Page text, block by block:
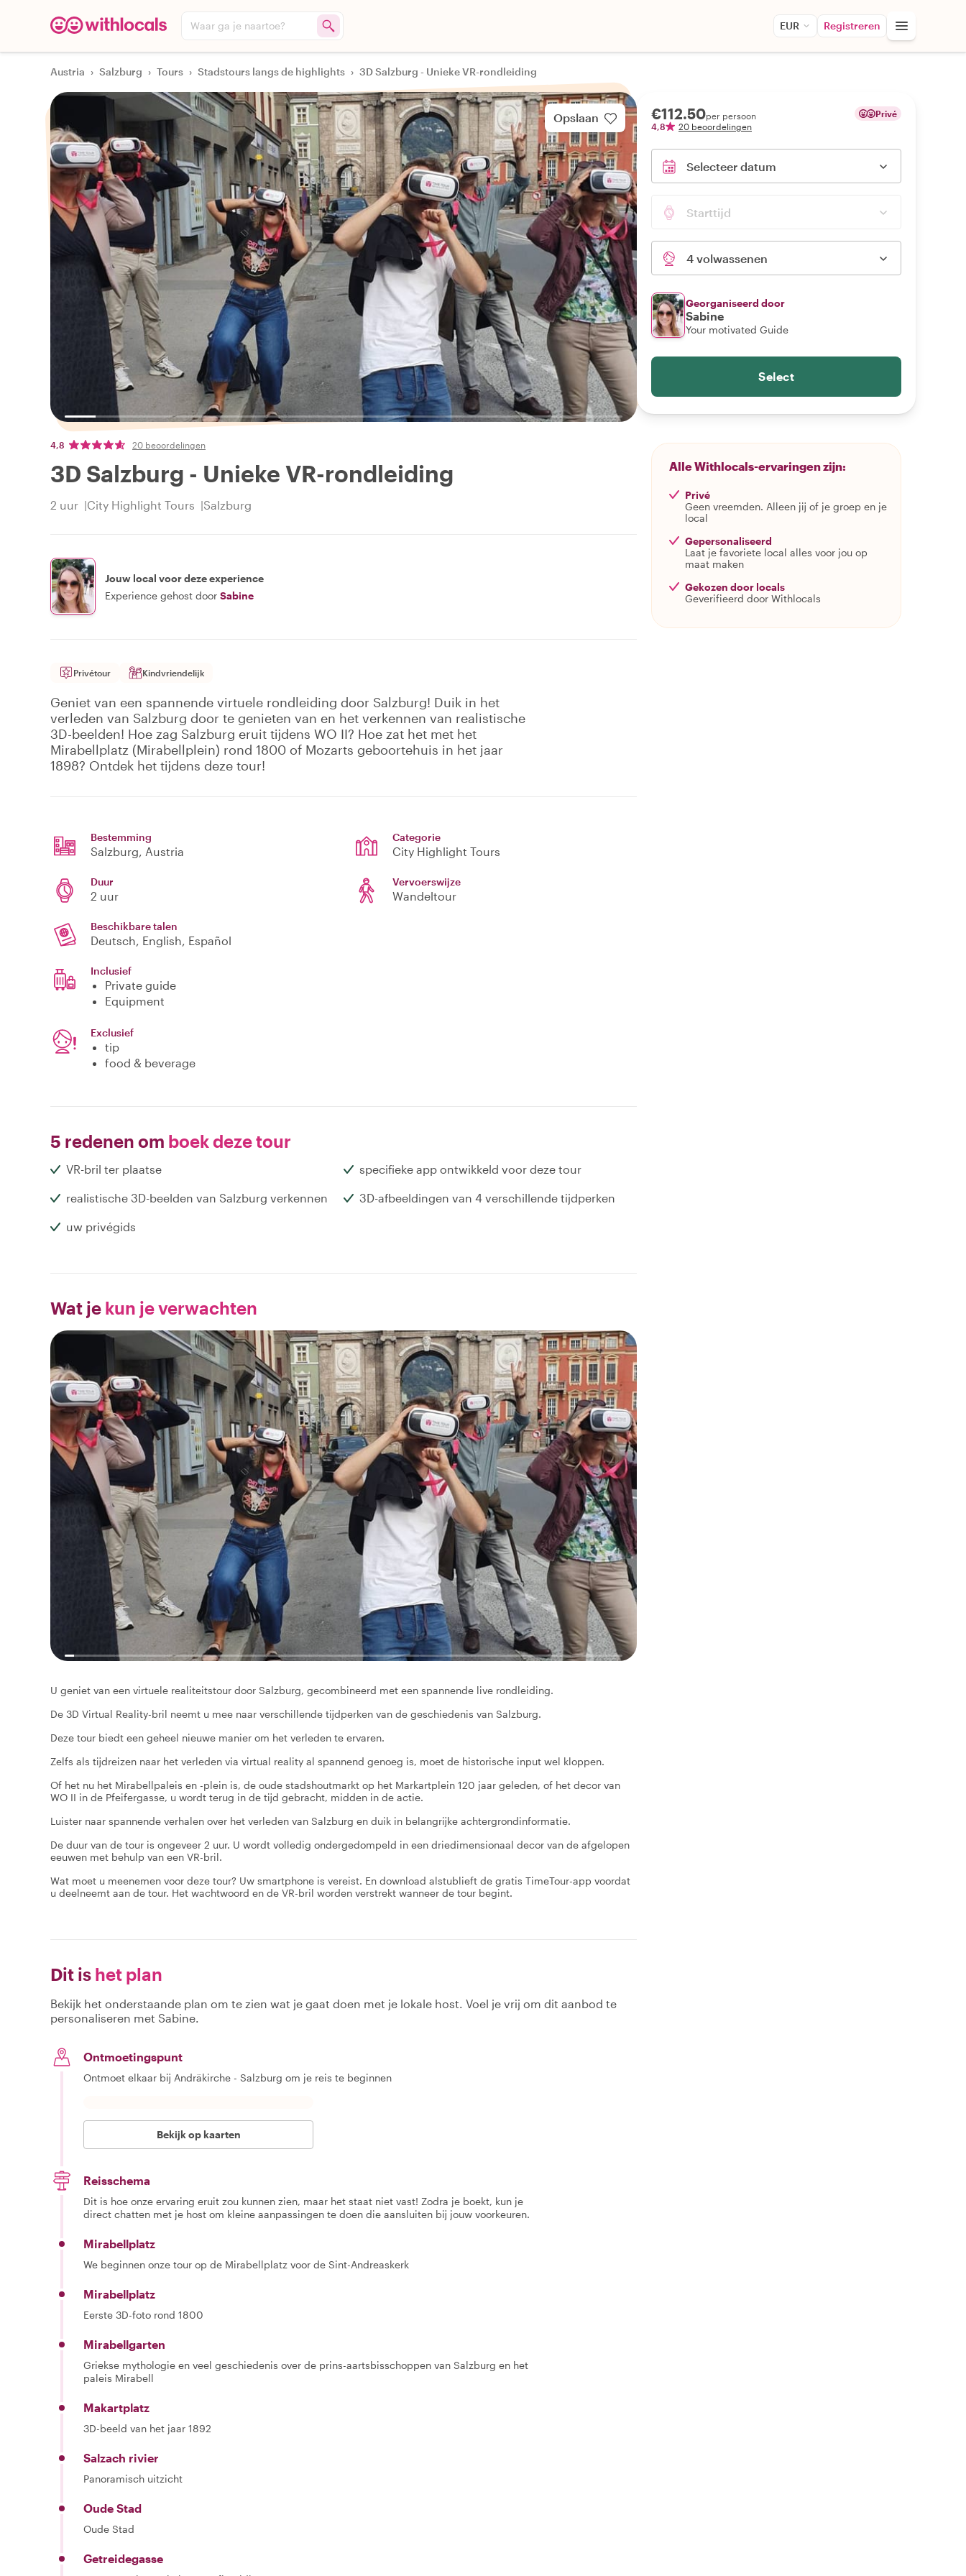
Waar ga je naartoe? EUR Registreren
Austria › Salzburg › Tours › Stadstours langs de highlights › 3D Salzburg - Unieke VR-rondleiding
Opslaan
4,8 20 beoordelingen
3D Salzburg - Unieke VR-rondleiding
2 uur City Highlight Tours Salzburg
Jouw local voor deze experience
Experience gehost door Sabine
Privétour Kindvriendelijk
Geniet van een spannende virtuele rondleiding door Salzburg! Duik in het
verleden van Salzburg door te genieten van en het verkennen van realistische
3D-beelden! Hoe zag Salzburg eruit tijdens WO II? Hoe zat het met het
Mirabellplatz (Mirabellplein) rond 1800 of Mozarts geboortehuis in het jaar
1898? Ontdek het tijdens deze tour!
Bestemming
Salzburg, Austria
Categorie
City Highlight Tours
Duur
2 uur
Vervoerswijze
Wandeltour
Beschikbare talen
Deutsch, English, Español
Inclusief
Private guide
Equipment
Exclusief
tip
food & beverage
5 redenen om boek deze tour
VR-bril ter plaatse specifieke app ontwikkeld voor deze tour
realistische 3D-beelden van Salzburg verkennen 3D-afbeeldingen van 4 verschillende tijdperken
uw privégids
Wat je kun je verwachten
U geniet van een virtuele realiteitstour door Salzburg, gecombineerd met een spannende live rondleiding.
De 3D Virtual Reality-bril neemt u mee naar verschillende tijdperken van de geschiedenis van Salzburg.
Deze tour biedt een geheel nieuwe manier om het verleden te ervaren.
Zelfs als tijdreizen naar het verleden via virtual reality al spannend genoeg is, moet de historische input wel kloppen.
Of het nu het Mirabellpaleis en -plein is, de oude stadshoutmarkt op het Markartplein 120 jaar geleden, of het decor van
WO II in de Pfeifergasse, u wordt terug in de tijd gebracht, midden in de actie.
Luister naar spannende verhalen over het verleden van Salzburg en duik in belangrijke achtergrondinformatie.
De duur van de tour is ongeveer 2 uur. U wordt volledig ondergedompeld in een driedimensionaal decor van de afgelopen
eeuwen met behulp van een VR-bril.
Wat moet u meenemen voor deze tour? Uw smartphone is vereist. En download alstublieft de gratis TimeTour-app voordat
u deelneemt aan de tour. Het wachtwoord en de VR-bril worden verstrekt wanneer de tour begint.
Dit is het plan
Bekijk het onderstaande plan om te zien wat je gaat doen met je lokale host. Voel je vrij om dit aanbod te
personaliseren met Sabine.
Ontmoetingspunt
Ontmoet elkaar bij Andräkirche - Salzburg om je reis te beginnen
Bekijk op kaarten
Reisschema
Dit is hoe onze ervaring eruit zou kunnen zien, maar het staat niet vast! Zodra je boekt, kun je
direct chatten met je host om kleine aanpassingen te doen die aansluiten bij jouw voorkeuren.
Mirabellplatz
We beginnen onze tour op de Mirabellplatz voor de Sint-Andreaskerk
Mirabellplatz
Eerste 3D-foto rond 1800
Mirabellgarten
Griekse mythologie en veel geschiedenis over de prins-aartsbisschoppen van Salzburg en het
paleis Mirabell
Makartplatz
3D-beeld van het jaar 1892
Salzach rivier
Panoramisch uitzicht
Oude Stad
Oude Stad
Getreidegasse
€112.50per persoon
4,8
20 beoordelingen
Privé
Selecteer datum
Starttijd
4 volwassenen
Georganiseerd door
Sabine
Your motivated Guide
Select
Alle Withlocals-ervaringen zijn:
Privé
Geen vreemden. Alleen jij of je groep en je
local
Gepersonaliseerd
Laat je favoriete local alles voor jou op
maat maken
Gekozen door locals
Geverifieerd door Withlocals